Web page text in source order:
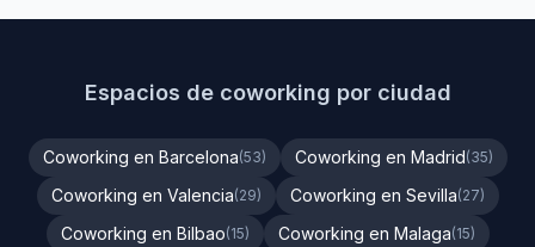
Espacios de coworking por ciudad
Coworking en Barcelona(53) Coworking en Madrid(35)
Coworking en Valencia(29) Coworking en Sevilla(27)
Coworking en Bilbao(15) Coworking en Malaga(15)